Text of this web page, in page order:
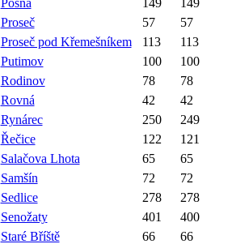
Pošná
149
149
Proseč
57
57
Proseč pod Křemešníkem
113
113
Putimov
100
100
Rodinov
78
78
Rovná
42
42
Rynárec
250
249
Řečice
122
121
Salačova Lhota
65
65
Samšín
72
72
Sedlice
278
278
Senožaty
401
400
Staré Bříště
66
66